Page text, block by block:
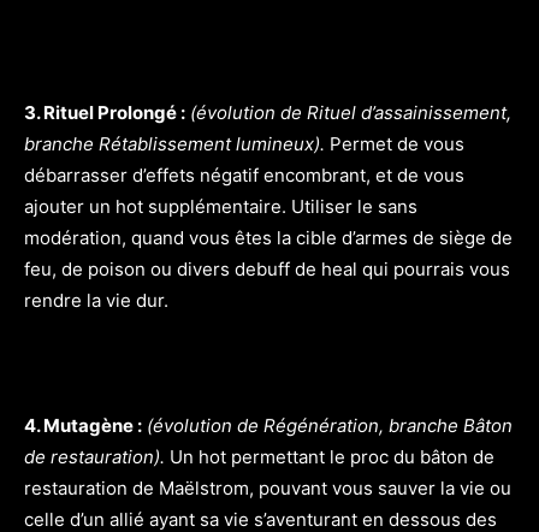
3. Rituel Prolongé : (évolution de Rituel d’assainissement,
branche Rétablissement lumineux). Permet de vous
débarrasser d’effets négatif encombrant, et de vous
ajouter un hot supplémentaire. Utiliser le sans
modération, quand vous êtes la cible d’armes de siège de
feu, de poison ou divers debuff de heal qui pourrais vous
rendre la vie dur.
4. Mutagène : (évolution de Régénération, branche Bâton
de restauration). Un hot permettant le proc du bâton de
restauration de Maëlstrom, pouvant vous sauver la vie ou
celle d’un allié ayant sa vie s’aventurant en dessous des